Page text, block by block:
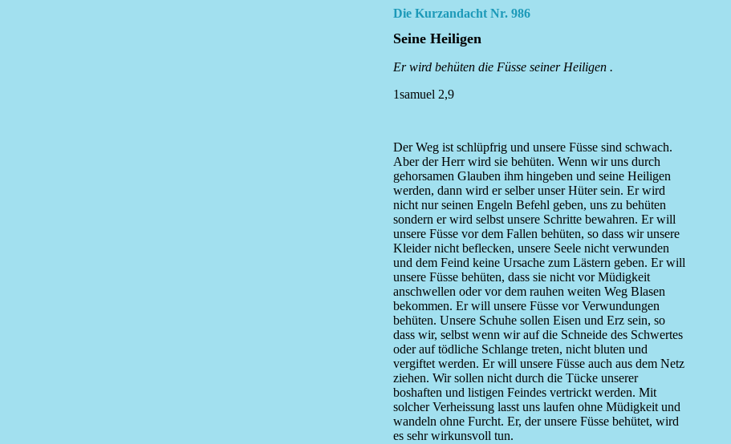
Die Kurzandacht Nr. 986
Seine Heiligen
Er wird behüten die Füsse seiner Heiligen .
1samuel 2,9
Der Weg ist schlüpfrig und unsere Füsse sind schwach.
Aber der Herr wird sie behüten. Wenn wir uns durch
gehorsamen Glauben ihm hingeben und seine Heiligen
werden, dann wird er selber unser Hüter sein. Er wird
nicht nur seinen Engeln Befehl geben, uns zu behüten
sondern er wird selbst unsere Schritte bewahren. Er will
unsere Füsse vor dem Fallen behüten, so dass wir unsere
Kleider nicht beflecken, unsere Seele nicht verwunden
und dem Feind keine Ursache zum Lästern geben. Er will
unsere Füsse behüten, dass sie nicht vor Müdigkeit
anschwellen oder vor dem rauhen weiten Weg Blasen
bekommen. Er will unsere Füsse vor Verwundungen
behüten. Unsere Schuhe sollen Eisen und Erz sein, so
dass wir, selbst wenn wir auf die Schneide des Schwertes
oder auf tödliche Schlange treten, nicht bluten und
vergiftet werden. Er will unsere Füsse auch aus dem Netz
ziehen. Wir sollen nicht durch die Tücke unserer
boshaften und listigen Feindes vertrickt werden. Mit
solcher Verheissung lasst uns laufen ohne Müdigkeit und
wandeln ohne Furcht. Er, der unsere Füsse behütet, wird
es sehr wirkunsvoll tun.